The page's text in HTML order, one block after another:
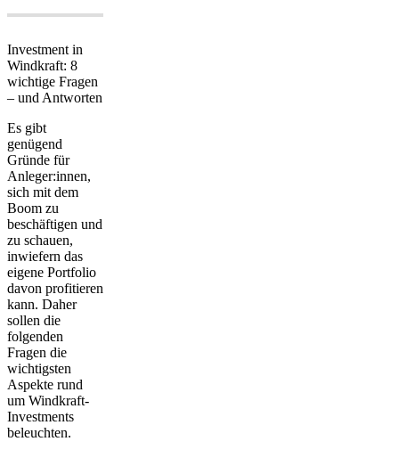
Investment in
Windkraft: 8
wichtige Fragen
– und Antworten
Es gibt
genügend
Gründe für
Anleger:innen,
sich mit dem
Boom zu
beschäftigen und
zu schauen,
inwiefern das
eigene Portfolio
davon profitieren
kann. Daher
sollen die
folgenden
Fragen die
wichtigsten
Aspekte rund
um Windkraft-
Investments
beleuchten.